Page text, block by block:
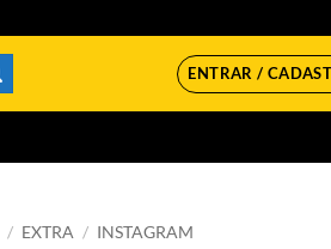
ENTRAR /
/ EXTRA / INSTAGRAM